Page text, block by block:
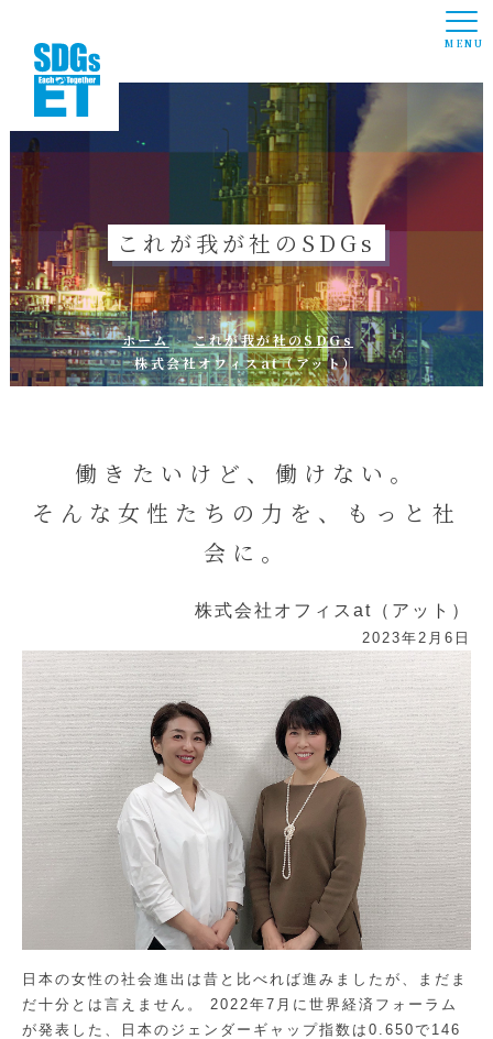
MENU
これが我が社のSDGs
ホーム
これが我が社のSDGs
株式会社オフィスat（アット）
働きたいけど、働けない。
そんな女性たちの力を、もっと社
会に。
株式会社オフィスat（アット）
2023年2月6日
日本の女性の社会進出は昔と比べれば進みましたが、まだま
だ十分とは言えません。 2022年7月に世界経済フォーラム
が発表した、日本のジェンダーギャップ指数は0.650で146